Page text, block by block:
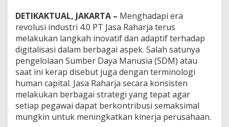
n
g
e
m
b
a
n
g
k
a
n
K
DETIKAKTUAL, JAKARTA – Menghadapi era
revolusi industri 4.0 PT Jasa Raharja terus
melakukan langkah inovatif dan adaptif terhadap
digitalisasi dalam berbagai aspek. Salah satunya
pengelolaan Sumber Daya Manusia (SDM) atau
saat ini kerap disebut juga dengan terminologi
human capital. Jasa Raharja secara konsisten
melakukan berbagai strategi yang tepat agar
setiap pegawai dapat berkontribusi semaksimal
mungkin untuk meningkatkan kinerja perusahaan.